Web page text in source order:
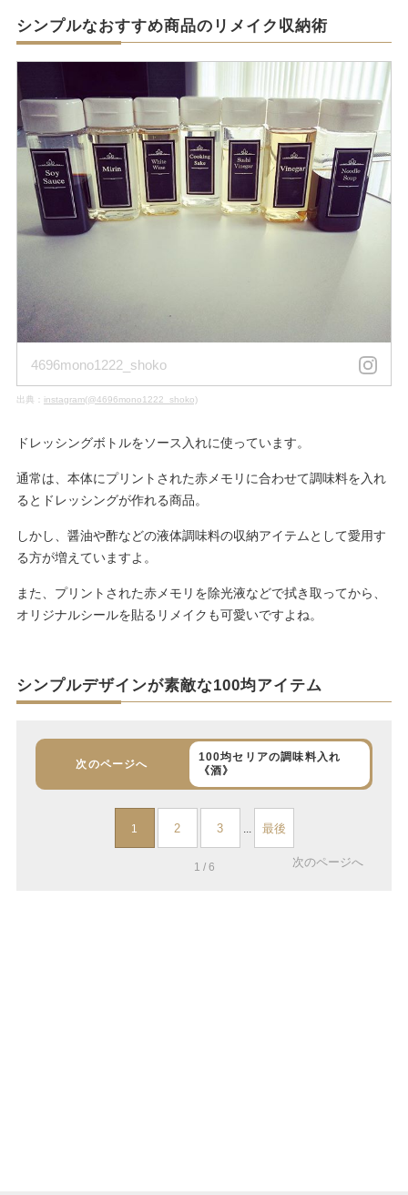
シンプルなおすすめ商品のリメイク収納術
4696mono1222_shoko
出典： instagram(@4696mono1222_shoko)
ドレッシングボトルをソース入れに使っています。
通常は、本体にプリントされた赤メモリに合わせて調味料を入れ
るとドレッシングが作れる商品。
しかし、醤油や酢などの液体調味料の収納アイテムとして愛用す
る方が増えていますよ。
また、プリントされた赤メモリを除光液などで拭き取ってから、
オリジナルシールを貼るリメイクも可愛いですよね。
シンプルデザインが素敵な100均アイテム
次のページへ
100均セリアの調味料入れ
《酒》
1 2 3 ... 最後
1 / 6 次のページへ